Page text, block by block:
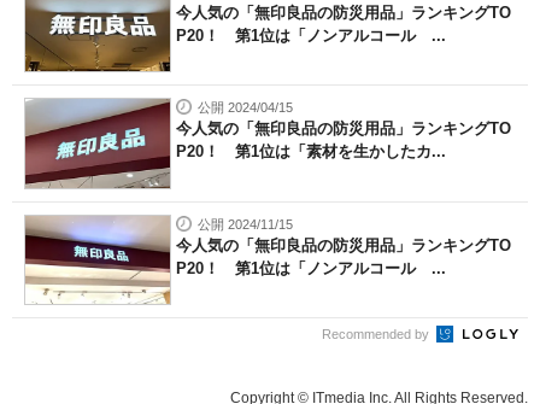
今人気の「無印良品の防災用品」ランキングTO
P20！ 第1位は「ノンアルコール ...
公開 2024/04/15
今人気の「無印良品の防災用品」ランキングTO
P20！ 第1位は「素材を生かしたカ...
公開 2024/11/15
今人気の「無印良品の防災用品」ランキングTO
P20！ 第1位は「ノンアルコール ...
Recommended by
Copyright © ITmedia Inc. All Rights Reserved.